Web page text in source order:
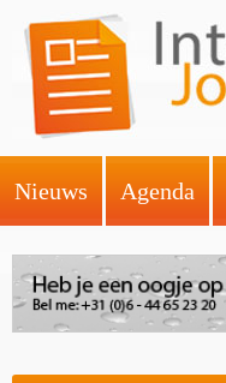
Nieuws Agenda